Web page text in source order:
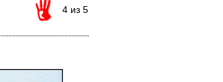
4 из 5